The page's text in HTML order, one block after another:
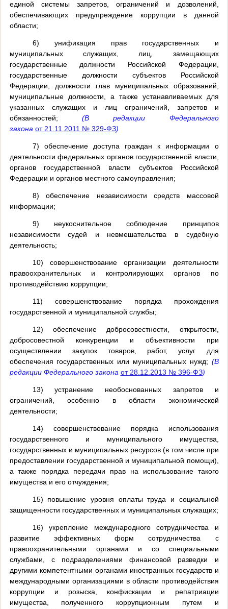
единой системы запретов, ограничений и дозволений,
обеспечивающих предупреждение коррупции в данной
области;
6) унификация прав государственных и
муниципальных служащих, лиц, замещающих
государственные должности Российской Федерации,
государственные должности субъектов Российской
Федерации, должности глав муниципальных образований,
муниципальные должности, а также устанавливаемых для
указанных служащих и лиц ограничений, запретов и
обязанностей; (В редакции Федерального
закона от 21.11.2011 № 329-ФЗ)
7) обеспечение доступа граждан к информации о
деятельности федеральных органов государственной власти,
органов государственной власти субъектов Российской
Федерации и органов местного самоуправления;
8) обеспечение независимости средств массовой
информации;
9) неукоснительное соблюдение принципов
независимости судей и невмешательства в судебную
деятельность;
10) совершенствование организации деятельности
правоохранительных и контролирующих органов по
противодействию коррупции;
11) совершенствование порядка прохождения
государственной и муниципальной службы;
12) обеспечение добросовестности, открытости,
добросовестной конкуренции и объективности при
осуществлении закупок товаров, работ, услуг для
обеспечения государственных или муниципальных нужд; (В
редакции Федерального закона от 28.12.2013 № 396-ФЗ)
13) устранение необоснованных запретов и
ограничений, особенно в области экономической
деятельности;
14) совершенствование порядка использования
государственного и муниципального имущества,
государственных и муниципальных ресурсов (в том числе при
предоставлении государственной и муниципальной помощи),
а также порядка передачи прав на использование такого
имущества и его отчуждения;
15) повышение уровня оплаты труда и социальной
защищенности государственных и муниципальных служащих;
16) укрепление международного сотрудничества и
развитие эффективных форм сотрудничества с
правоохранительными органами и со специальными
службами, с подразделениями финансовой разведки и
другими компетентными органами иностранных государств и
международными организациями в области противодействия
коррупции и розыска, конфискации и репатриации
имущества, полученного коррупционным путем и